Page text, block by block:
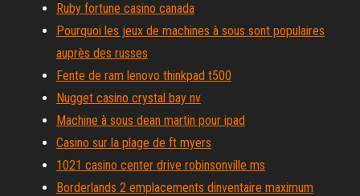
Ruby fortune casino canada
Pourquoi les jeux de machines à sous sont populaires
auprès des russes
Fente de ram lenovo thinkpad t500
Nugget casino crystal bay nv
Machine à sous dean martin pour ipad
Casino sur la plage de ft myers
1021 casino center drive robinsonville ms
Borderlands 2 emplacements dinventaire maximum